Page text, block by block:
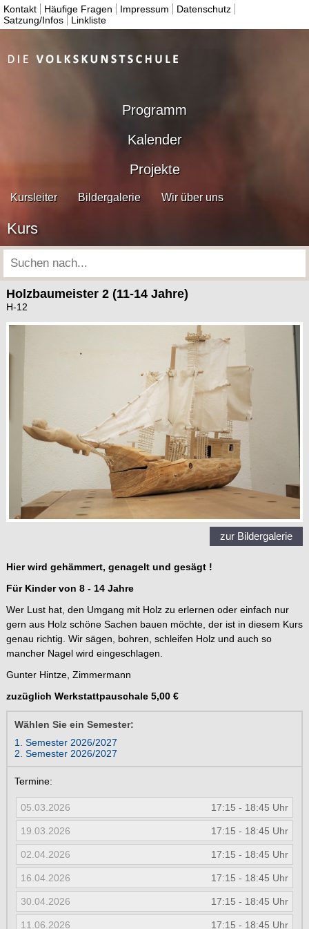
Kontakt Häufige Fragen Impressum
Datenschutz
Satzung/Infos
Linkliste
Programm
Kalender
Projekte
Kursleiter Bildergalerie Wir über uns
Kurs
Holzbaumeister 2 (11-14 Jahre)
H-12
zur Bildergalerie
Hier wird gehämmert, genagelt und gesägt !
Für Kinder von 8 - 14 Jahre
Wer Lust hat, den Umgang mit Holz zu erlernen oder einfach nur
gern aus Holz schöne Sachen bauen möchte, der ist in diesem Kurs
genau richtig. Wir sägen, bohren, schleifen Holz und auch so
mancher Nagel wird eingeschlagen.
Gunter Hintze, Zimmermann
zuzüglich Werkstattpauschale 5,00 €
Wählen Sie ein Semester:
1. Semester 2026/2027
2. Semester 2026/2027
Termine:
17:15 - 18:45 Uhr
05.03.2026
17:15 - 18:45 Uhr
19.03.2026
17:15 - 18:45 Uhr
02.04.2026
17:15 - 18:45 Uhr
16.04.2026
17:15 - 18:45 Uhr
30.04.2026
17:15 - 18:45 Uhr
11.06.2026